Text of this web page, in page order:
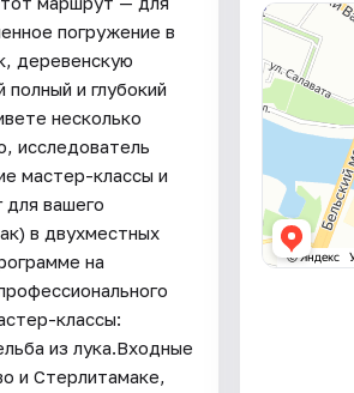
погружение в
деревенскую
и глубокий
несколько
исследователь
мастер-классы и
для вашего
в двухместных
на
классы:
из лука.Входные
и Стерлитамаке,